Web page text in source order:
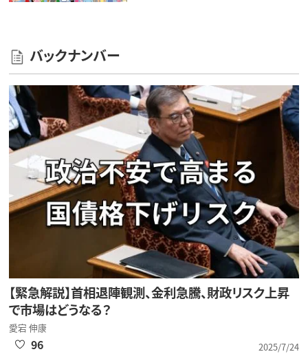
バックナンバー
【緊急解説】首相退陣観測、金利急騰、財政リスク上昇
で市場はどうなる？
愛宕 伸康
2025/7/24
96